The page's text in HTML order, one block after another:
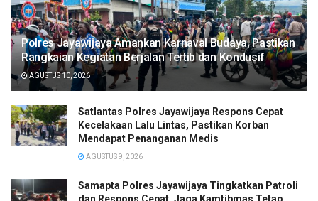
Polres Jayawijaya Amankan Karnaval Budaya, Pastikan
Rangkaian Kegiatan Berjalan Tertib dan Kondusif
AGUSTUS 10, 2026
Satlantas Polres Jayawijaya Respons Cepat
Kecelakaan Lalu Lintas, Pastikan Korban
Mendapat Penanganan Medis
AGUSTUS 9, 2026
Samapta Polres Jayawijaya Tingkatkan Patroli